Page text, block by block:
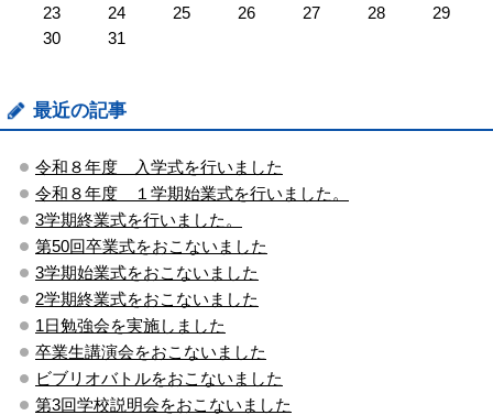
23
24 25 26 27 28
29
30
31
最近の記事
令和８年度 入学式を行いました
令和８年度 １学期始業式を行いました。
3学期終業式を行いました。
第50回卒業式をおこないました
3学期始業式をおこないました
2学期終業式をおこないました
1日勉強会を実施しました
卒業生講演会をおこないました
ビブリオバトルをおこないました
第3回学校説明会をおこないました